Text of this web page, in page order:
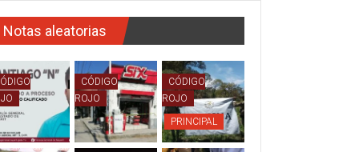
Notas aleatorias
CÓDIGO
ROJO
CÓDIGO
ROJO
PRINCIPAL